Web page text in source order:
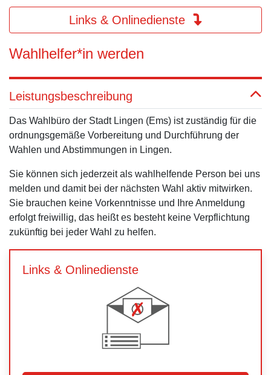
Links & Onlinedienste
Wahlhelfer*in werden
Leistungsbeschreibung
Das Wahlbüro der Stadt Lingen (Ems) ist zuständig für die
ordnungsgemäße Vorbereitung und Durchführung der
Wahlen und Abstimmungen in Lingen.
Sie können sich jederzeit als wahlhelfende Person bei uns
melden und damit bei der nächsten Wahl aktiv mitwirken.
Sie brauchen keine Vorkenntnisse und Ihre Anmeldung
erfolgt freiwillig, das heißt es besteht keine Verpflichtung
zukünftig bei jeder Wahl zu helfen.
Links & Onlinedienste